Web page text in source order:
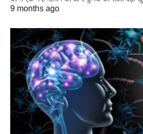
9 months ago